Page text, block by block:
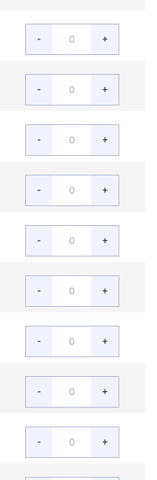
- +
- +
- +
- +
- +
- +
- +
- +
- +